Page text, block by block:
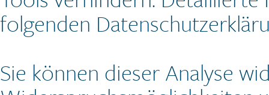
folgenden
Sie können dieser Analyse